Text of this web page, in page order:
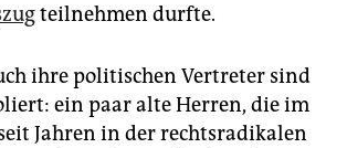
teilnehmen durfte.
ihre politischen Vertreter sind
ein paar alte Herren, die im
Jahren in der rechtsradikalen